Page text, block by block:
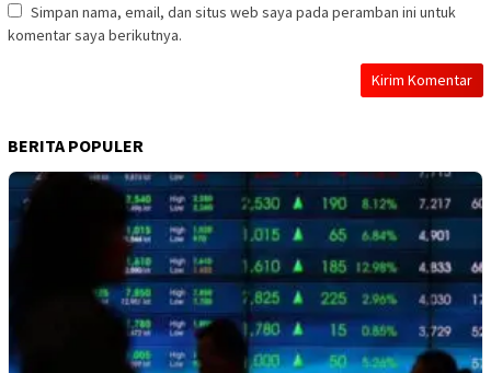
Simpan nama, email, dan situs web saya pada peramban ini untuk
komentar saya berikutnya.
BERITA POPULER